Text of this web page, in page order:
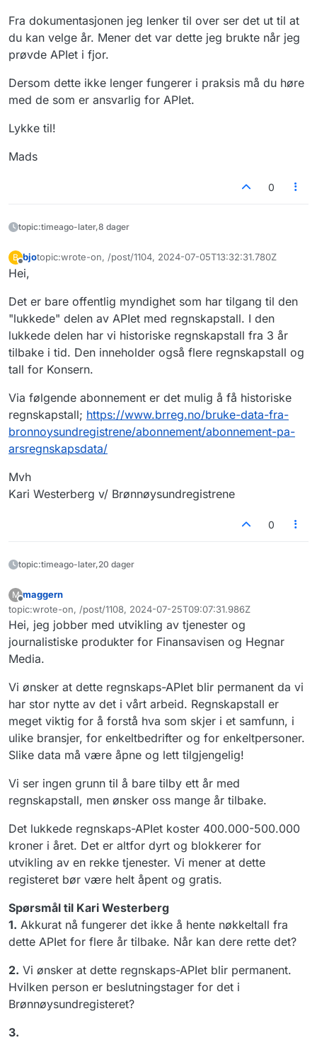
Fra dokumentasjonen jeg lenker til over ser det ut til at
du kan velge år. Mener det var dette jeg brukte når jeg
prøvde APIet i fjor.
Dersom dette ikke lenger fungerer i praksis må du høre
med de som er ansvarlig for APIet.
Lykke til!
Mads
0
topic:timeago-later,8 dager
B
Frakoblet
bjotopic:wrote-on, /post/1104, 2024-07-05T13:32:31.780Z
Sist endret av
Hei,
Det er bare offentlig myndighet som har tilgang til den
"lukkede" delen av APIet med regnskapstall. I den
lukkede delen har vi historiske regnskapstall fra 3 år
tilbake i tid. Den inneholder også flere regnskapstall og
tall for Konsern.
Via følgende abonnement er det mulig å få historiske
regnskapstall; https://www.brreg.no/bruke-data-fra-
bronnoysundregistrene/abonnement/abonnement-pa-
arsregnskapsdata/
Mvh
Kari Westerberg v/ Brønnøysundregistrene
0
topic:timeago-later,20 dager
M
Frakoblet
maggern
topic:wrote-on, /post/1108, 2024-07-25T09:07:31.986Z
Sist endret av
Hei, jeg jobber med utvikling av tjenester og
journalistiske produkter for Finansavisen og Hegnar
Media.
Vi ønsker at dette regnskaps-APIet blir permanent da vi
har stor nytte av det i vårt arbeid. Regnskapstall er
meget viktig for å forstå hva som skjer i et samfunn, i
ulike bransjer, for enkeltbedrifter og for enkeltpersoner.
Slike data må være åpne og lett tilgjengelig!
Vi ser ingen grunn til å bare tilby ett år med
regnskapstall, men ønsker oss mange år tilbake.
Det lukkede regnskaps-APIet koster 400.000-500.000
kroner i året. Det er altfor dyrt og blokkerer for
utvikling av en rekke tjenester. Vi mener at dette
registeret bør være helt åpent og gratis.
Spørsmål til Kari Westerberg
1. Akkurat nå fungerer det ikke å hente nøkkeltall fra
dette APIet for flere år tilbake. Når kan dere rette det?
2. Vi ønsker at dette regnskaps-APIet blir permanent.
Hvilken person er beslutningstager for det i
Brønnøysundregisteret?
3.